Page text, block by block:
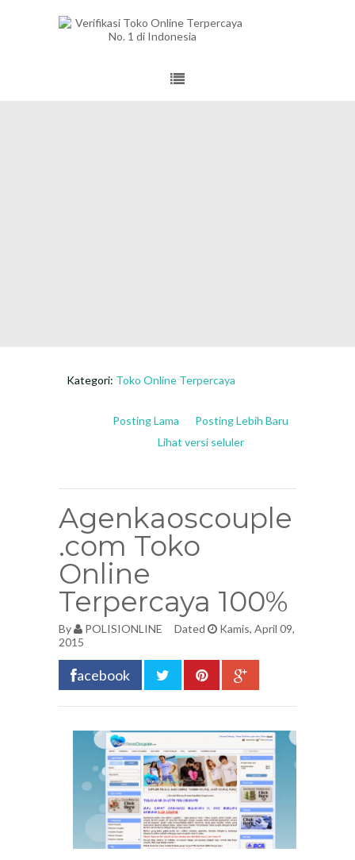
Kategori: Toko Online Terpercaya
Posting Lebih Baru
Posting Lama
Lihat versi seluler
Agenkaoscouple
.com Toko
Online
Terpercaya 100%
By POLISIONLINE Dated
Kamis, April 09,
2015
acebook